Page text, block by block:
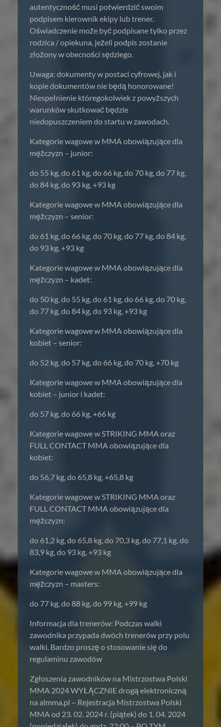
autentyczność musi potwierdzić swoim
podpisem kierownik ekipy lub trener.
Oświadczenie może być podpisane tylko przez
rodzica / opiekuna, jeżeli podpis zostanie
złożony w obecności sędziego.
Uwaga: dokumenty w postaci cyfrowej, jak i
kopie dokumentów nie będą honorowane!
Niespełnienie któregokolwiek z powyższych
warunków skutkować będzie
niedopuszczeniem do startu w zawodach.
Kategorie wagowe w MMA obowiązujące dla
mężczyzn – junior:
do 55 kg, do 61 kg, do 66 kg, do 70 kg, do 77 kg,
do 84 kg, do 93 kg, +93 kg
Kategorie wagowe w MMA obowiązujące dla
mężczyzn – senior:
do 61 kg, do 66 kg, do 70 kg, do 77 kg, do 84 kg,
do 93 kg, +93 kg
Kategorie wagowe w MMA obowiązujące dla
mężczyzn – kadet:
do 50 kg, do 55 kg, do 61 kg, do 66 kg, do 70 kg,
do 77 kg, do 84 kg, do 93 kg, +93 kg
Kategorie wagowe w MMA obowiązujące dla
kobiet – senior:
do 52 kg, do 57 kg, do 66 kg, do 70 kg, +70 kg
Kategorie wagowe w MMA obowiązujące dla
kobiet – junior i kadet:
do 57 kg, do 66 kg, +66 kg
Kategorie wagowe w STRIKING MMA oraz
FULL CONTACT MMA obowiązujące dla
kobiet:
do 56,7 kg, do 65,8 kg, +65,8 kg
Kategorie wagowe w STRIKING MMA oraz
FULL CONTACT MMA obowiązujące dla
mężczyzn:
do 61,2 kg, do 65,8 kg, do 70,3 kg, do 77,1 kg, do
83,9 kg, do 93 kg, +93 kg
Kategorie wagowe w MMA obowiązujące dla
mężczyzn – masters:
do 77 kg, do 88 kg, do 99 kg, +99 kg
Informacja dla trenerów: Podczas walki
zawodnika przypada dwóch trenerów przy polu
walki. Bardzo proszę o stosowanie się do
regulaminu zawodów
Zgłoszenia zawodników na Mistrzostwa Polski
MMA 2024 WYŁĄCZNIE drogą elektroniczną
na almma.pl – Rejestracja Mistrzostwa Polski
MMA od 23. 02. 2024 r. (piątek) do 1. 04. 2024